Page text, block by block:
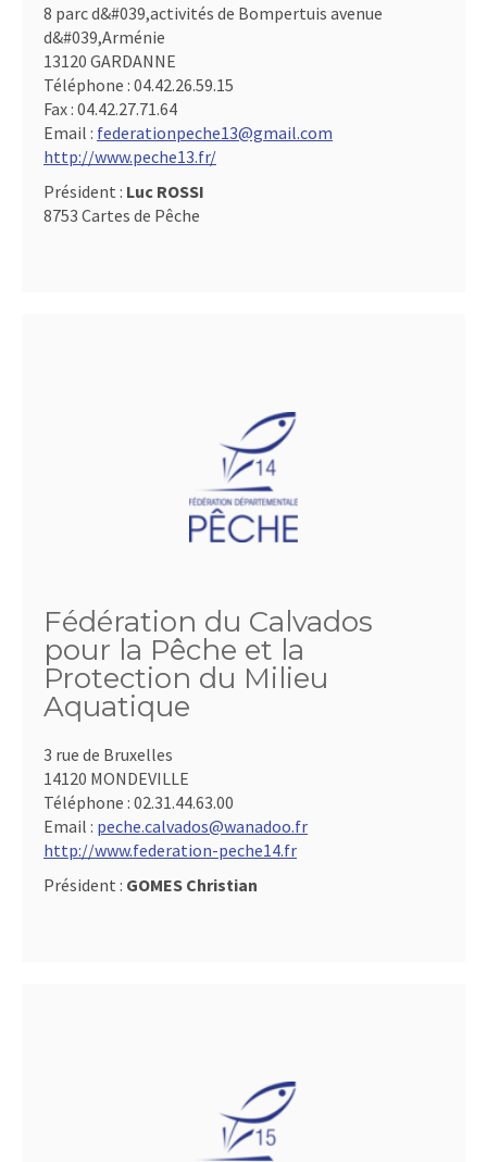
8 parc d&#039,activités de Bompertuis avenue
d&#039,Arménie
13120 GARDANNE
Téléphone : 04.42.26.59.15
Fax : 04.42.27.71.64
Email : federationpeche13@gmail.com
http://www.peche13.fr/
Président : Luc ROSSI
8753 Cartes de Pêche
Fédération du Calvados
pour la Pêche et la
Protection du Milieu
Aquatique
3 rue de Bruxelles
14120 MONDEVILLE
Téléphone : 02.31.44.63.00
Email : peche.calvados@wanadoo.fr
http://www.federation-peche14.fr
Président : GOMES Christian